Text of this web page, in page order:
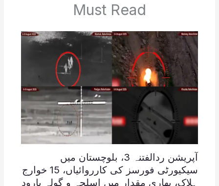
Must Read
آپریشن ردالفتنہ 3، بلوچستان میں
سیکیورٹی فورسز کی کارروائیاں، 15 خوارج
ہلاک، بھاری مقدار میں اسلحہ و گولہ بارود